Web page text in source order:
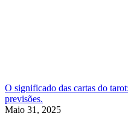
O significado das cartas do
previsões.
Maio 31, 2025